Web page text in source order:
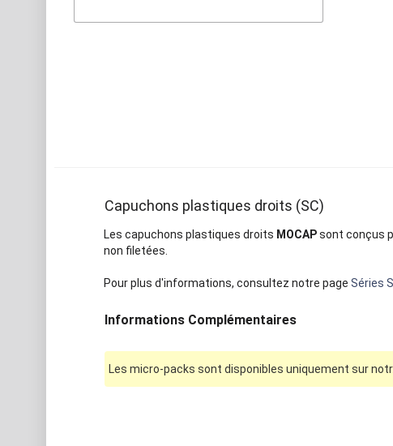
Capuchons plastiques droits (SC)
Les capuchons plastiques droits MOCAPsont conçus
non filetées.
Pour plus d'informations, consultez notre page Séries S
Informations Complémentaires
Les micro-packs sont disponibles uniquement sur